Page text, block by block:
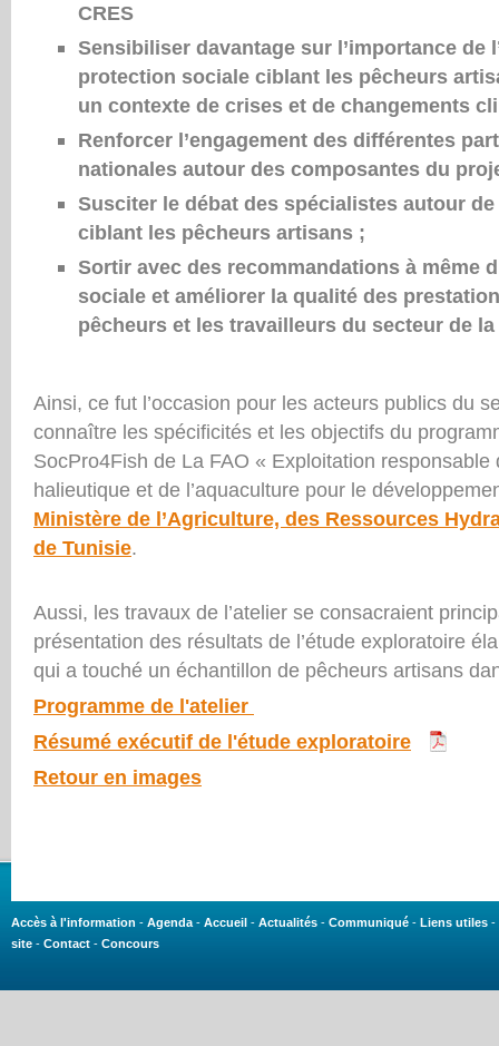
CRES
Sensibiliser davantage sur l’importance de
protection sociale ciblant les pêcheurs
un contexte de crises et de changements
Renforcer l’engagement des différentes
nationales autour des composantes du
Susciter le débat des spécialistes autour
ciblant les pêcheurs artisans ;
Sortir avec des recommandations à même
sociale et améliorer la qualité des
pêcheurs et les travailleurs du secteur de la
Ainsi, ce fut l’occasion pour les acteurs publics du
connaître les spécificités et les objectifs du
SocPro4Fish de La FAO « Exploitation responsable
halieutique et de l’aquaculture pour le
Ministère de l’Agriculture, des Ressources
de Tunisie.
Aussi, les travaux de l’atelier se consacraient
présentation des résultats de l’étude exploratoire
qui a touché un échantillon de pêcheurs artisans
Programme de l'atelier
Résumé exécutif de l'étude exploratoire
Retour en images
Accès à l'information - Agenda - Accueil - Actualités - Communiqué - Liens utiles -
site - Contact - Concours